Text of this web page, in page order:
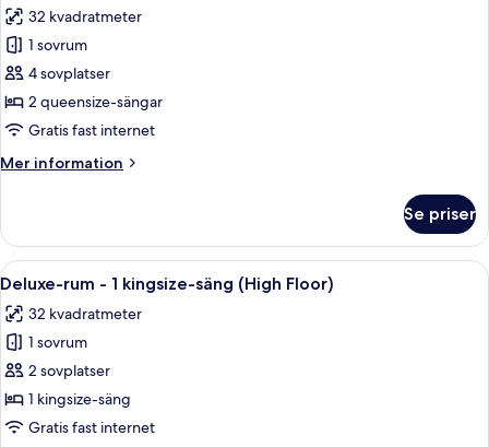
Lounge
tillgång
till
Club
Lounge
för
Executive-
rum
-
2
queensize-
sängar
tillgång
till
Club
Lounge
32 kvadratmeter
1 sovrum
4 sovplatser
2 queensize-sängar
Gratis fast internet
Mer information
Mer
rum
2
sängar
till
Club
Lounge
Se priser
Öppna
alla
foton
för
Deluxe-
rum
-
Ett hotellrum med en stor säng, två
4
Deluxe-rum - 1 kingsize-säng (High Floor)
32 kvadratmeter
1 sovrum
2 sovplatser
1 kingsize-säng
Gratis fast internet